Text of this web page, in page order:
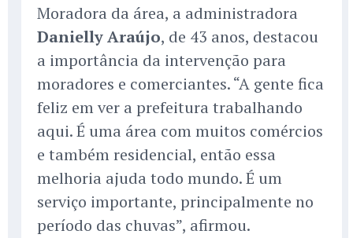
Moradora da área, a administradora
Danielly Araújo, de 43 anos, destacou
a importância da intervenção para
moradores e comerciantes. “A gente fica
feliz em ver a prefeitura trabalhando
aqui. É uma área com muitos comércios
e também residencial, então essa
melhoria ajuda todo mundo. É um
serviço importante, principalmente no
período das chuvas”, afirmou.